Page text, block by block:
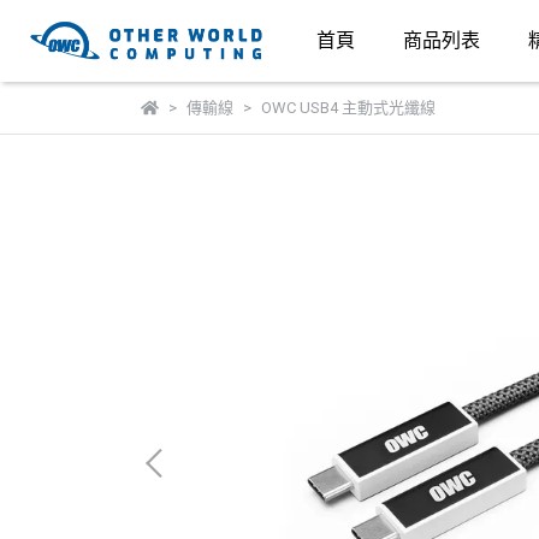
首頁 商品列表
傳輸線 OWC USB4 主動式光纖線